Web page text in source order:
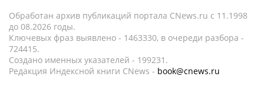
Обработан архив публикаций портала CNews.ru c 11.1998
до 08.2026 годы.
Ключевых фраз выявлено - 1463330, в очереди разбора -
724415.
Создано именных указателей - 199231.
Редакция Индексной книги CNews - book@cnews.ru